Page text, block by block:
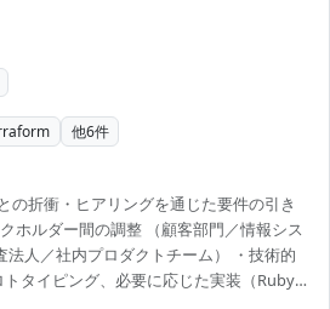
他6件
の折衝・ヒアリングを通じた要件の引き
ホルダー間の調整 （顧客部門／情報シス
法人／社内プロダクトチーム） ・技術的
タイピング、必要に応じた実装（Ruby